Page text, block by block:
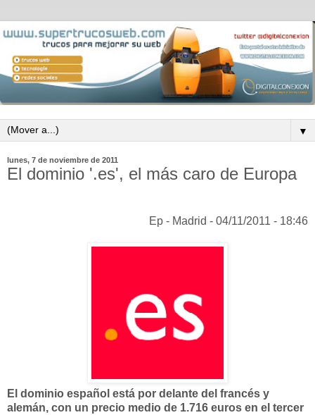
▼
lunes, 7 de noviembre de 2011
El dominio '.es', el más caro de Europa
Ep - Madrid - 04/11/2011 - 18:46
El dominio español está por delante del francés y
alemán, con un precio medio de 1.716 euros en el tercer